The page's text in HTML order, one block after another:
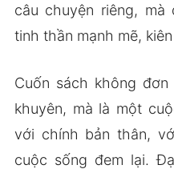
câu chuyện riêng,
tinh thần mạnh mẽ,
Cuốn sách không
khuyên, mà là một
với chính bản thân,
cuộc sống đem lại.